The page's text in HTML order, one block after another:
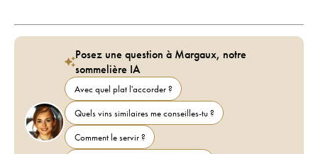
Posez une question à Margaux, notre
sommelière IA
Avec quel plat l'accorder ?
Quels vins similaires me conseilles-tu ?
Comment le servir ?